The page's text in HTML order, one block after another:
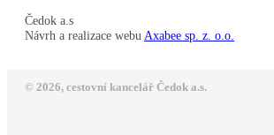
Čedok a.s
Návrh a realizace webu Axabee sp. z. o.o.
© 2026, cestovní kancelář Čedok a.s.